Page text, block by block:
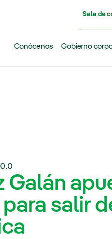
Sala de
Conócenos Gobierno
Galán
para salir